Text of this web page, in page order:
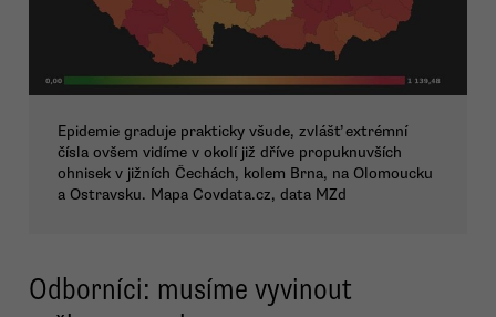
Epidemie graduje prakticky všude, zvlášť extrémní
čísla ovšem vidíme v okolí již dříve propuknuvších
ohnisek v jižních Čechách, kolem Brna, na Olomoucku
a Ostravsku. Mapa Covdata.cz, data MZd
Odborníci: musíme vyvinout